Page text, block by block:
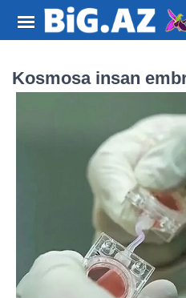
Kosmosa insan